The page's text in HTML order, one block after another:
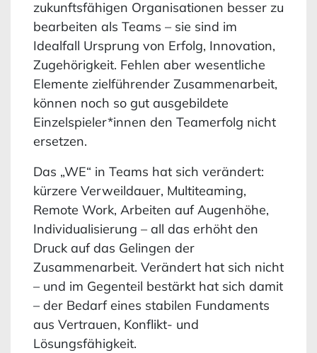
zukunftsfähigen Organisationen besser zu
bearbeiten als Teams – sie sind im
Idealfall Ursprung von Erfolg, Innovation,
Zugehörigkeit. Fehlen aber wesentliche
Elemente zielführender Zusammenarbeit,
können noch so gut ausgebildete
Einzelspieler*innen den Teamerfolg nicht
ersetzen.
Das „WE“ in Teams hat sich verändert:
kürzere Verweildauer, Multiteaming,
Remote Work, Arbeiten auf Augenhöhe,
Individualisierung – all das erhöht den
Druck auf das Gelingen der
Zusammenarbeit. Verändert hat sich nicht
– und im Gegenteil bestärkt hat sich damit
– der Bedarf eines stabilen Fundaments
aus Vertrauen, Konflikt- und
Lösungsfähigkeit.